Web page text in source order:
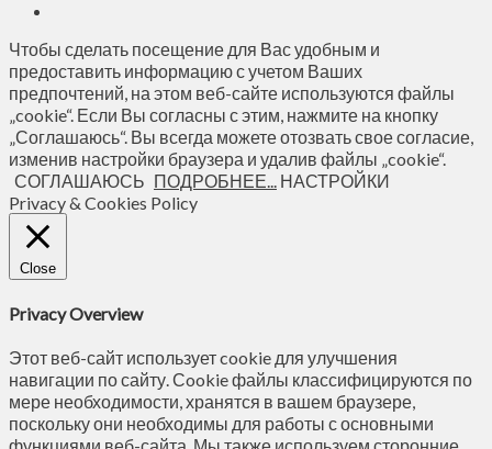
Чтобы сделать посещение для Вас удобным и
предоставить информацию с учетом Ваших
предпочтений, на этом веб-сайте используются файлы
„cookie“. Если Вы согласны с этим, нажмите на кнопку
„Соглашаюсь“. Вы всегда можете отозвать свое согласие,
изменив настройки браузера и удалив файлы „cookie“.
СОГЛАШАЮСЬ ПОДРОБНЕЕ...
НАСТРОЙКИ
Privacy & Cookies Policy
Close
Privacy Overview
Этот веб-сайт использует cookie для улучшения
навигации по сайту. Сookie файлы классифицируются по
мере необходимости, хранятся в вашем браузере,
поскольку они необходимы для работы с основными